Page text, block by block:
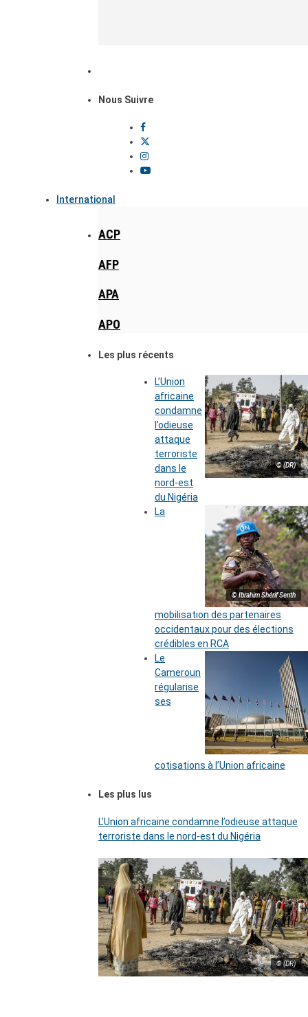
Nous Suivre
International
ACP
AFP
APA
APO
Les plus récents
© (DR)
L’Union
africaine
condamne
l’odieuse
attaque
terroriste
dans le
nord-est
du Nigéria
© Ibrahim Shérif Senth
La
mobilisation des partenaires
occidentaux pour des élections
crédibles en RCA
Le
Cameroun
régularise
ses
cotisations à l’Union africaine
Les plus lus
L’Union africaine condamne l’odieuse attaque
terroriste dans le nord-est du Nigéria
© (DR)